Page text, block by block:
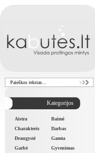
Kategorijos
Aistra
Baimė
Charakteris
Darbas
Draugystė
Gamta
Garbė
Gyvenimas